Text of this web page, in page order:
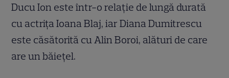
Ducu Ion este într-o relație de lungă durată
cu actrița Ioana Blaj, iar Diana Dumitrescu
este căsătorită cu Alin Boroi, alături de care
are un băiețel.